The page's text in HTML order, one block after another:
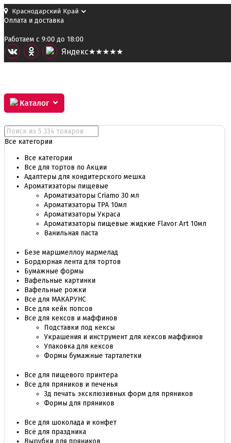
Оплата и доставка
Работаем с 9:00 до 18:00
Яндекс★★★★★
Каталог
Все категории
Все категории
Все для тортов по Акции
Адаптеры для кондитерского мешка
Ароматизаторы пищевые
Ароматизаторы Criamo 30 мл
Ароматизаторы TPA 10мл
Ароматизаторы Украса
Ароматизаторы пищевые жидкие Flavor Art 10мл
Ванильная паста
Безе маршмеллоу мармелад
Бордюрная лента для тортов
Бумажные формы
Вафельные картинки
Вафельные рожки
Все для МАКАРУНС
Все для кейк попсов
Все для кексов и маффинов
Подставки под кексы
Украшения и инструмент для кексов маффинов
Упаковка для кексов
Формы бумажные тарталетки
Все для пищевого принтера
Все для пряников и печенья
3д печать эксклюзивных форм для пряников
Формы для пряников
Все для шоколада и конфет
Всё для праздника
Вырубки для пряников